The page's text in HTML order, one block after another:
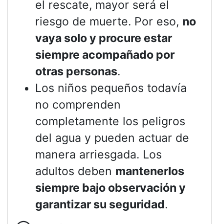
el rescate, mayor será el
riesgo de muerte. Por eso, no
vaya solo y procure estar
siempre acompañado por
otras personas.
Los niños pequeños todavía
no comprenden
completamente los peligros
del agua y pueden actuar de
manera arriesgada. Los
adultos deben mantenerlos
siempre bajo observación y
garantizar su seguridad.